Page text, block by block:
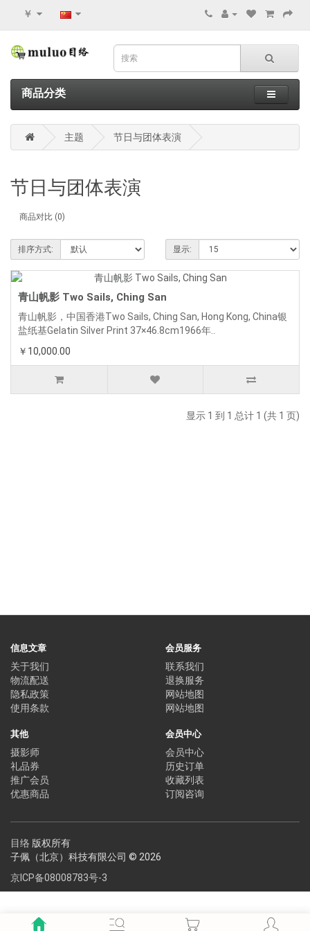
￥
商品分类
主题 节日与团体表演
节日与团体表演
商品对比 (0)
排序方式: 显示:
青山帆影 Two Sails, Ching San
青山帆影，中国香港Two Sails, Ching San, Hong Kong, China银
盐纸基Gelatin Silver Print 37×46.8cm1966年..
￥10,000.00
显示 1 到 1 总计 1 (共 1 页)
信息文章
关于我们
物流配送
隐私政策
使用条款
会员服务
联系我们
退换服务
网站地图
网站地图
其他
摄影师
礼品券
推广会员
优惠商品
会员中心
会员中心
历史订单
收藏列表
订阅咨询
目络 版权所有
子佩（北京）科技有限公司 © 2026
京ICP备08008783号-3